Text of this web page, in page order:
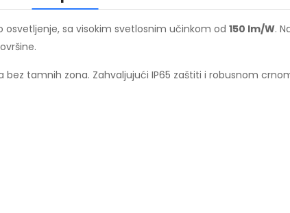
osvetljenje, sa visokim svetlosnim učinkom od 150 lm/W.
tamnih zona. Zahvaljujući IP65 zaštiti i robusnom